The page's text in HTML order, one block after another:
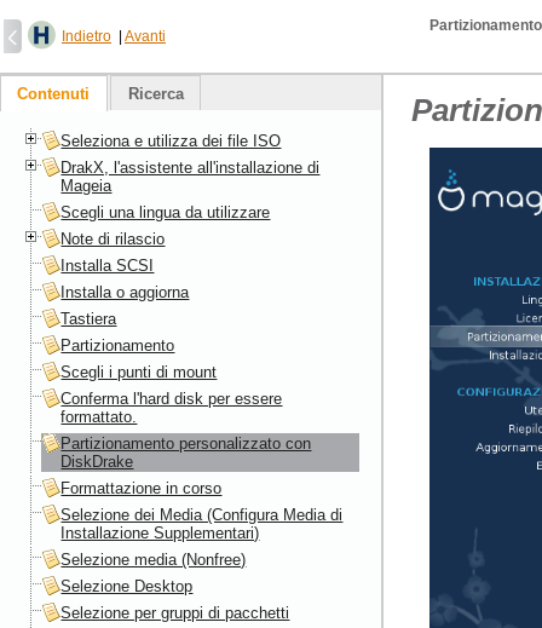
Indietro Avanti
Contenuti Ricerca
Seleziona e utilizza dei file ISO
DrakX, l'assistente all'installazione di
Mageia
Scegli una lingua da utilizzare
Note di rilascio
Installa SCSI
Installa o aggiorna
Tastiera
Partizionamento
Scegli i punti di mount
Conferma l'hard disk per essere
formattato.
Partizionamento personalizzato con
DiskDrake
Formattazione in corso
Selezione dei Media (Configura Media di
Installazione Supplementari)
Selezione media (Nonfree)
Selezione Desktop
Selezione per gruppi di pacchetti